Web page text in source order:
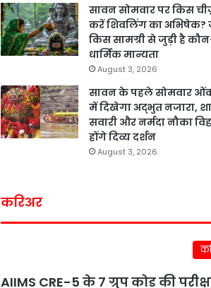
सावन सोमवार पर किस
करें शिवलिंग का अभिषेक?
किस सामग्री से जुड़ी है
धार्मिक मान्यता
August 3, 2026
सावन के पहले सोमवार
में दिखेगा अद्भुत नजारा,
सवारी और नर्मदा नौका
होंगे दिव्य दर्शन
August 3, 2026
करिअर
AIIMS CRE-5 के 7 ग्रुप कोड की परीक्षा